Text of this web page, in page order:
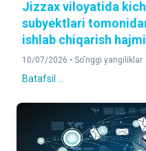
Jizzax viloyatida
subyektlari
ishlab chiqarish hajmi
10/07/2026 • So'nggi yangiliklar
Batafsil ...